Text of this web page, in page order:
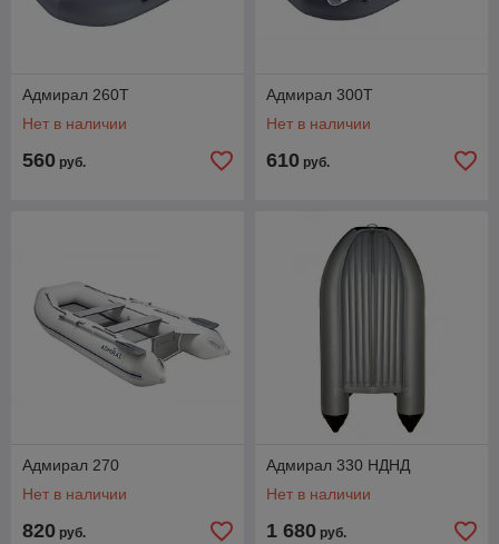
Адмирал 260Т
Нет в наличии
560 руб.
Адмирал 300Т
Нет в наличии
610 руб.
Адмирал 270
Нет в наличии
820 руб.
Адмирал 330 НДНД
Нет в наличии
1 680 руб.